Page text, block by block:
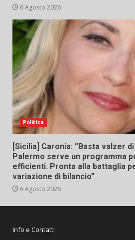
6 Agosto 2026
Politica
[Sicilia] Caronia: “Basta valzer
Palermo serve un programma
efficienti. Pronta alla battaglia
variazione di bilancio”
6 Agosto 2026
Info e Contatti